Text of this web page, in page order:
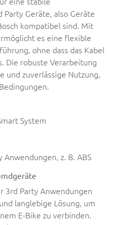
Geräte, also Geräte
kompatibel sind. Mit
es eine flexible
ohne dass das Kabel
Die robuste Verarbeitung
und zuverlässige Nutzung,
System
Anwendungen, z. B. ABS
3rd Party Anwendungen
langlebige Lösung, um
E-Bike zu verbinden.